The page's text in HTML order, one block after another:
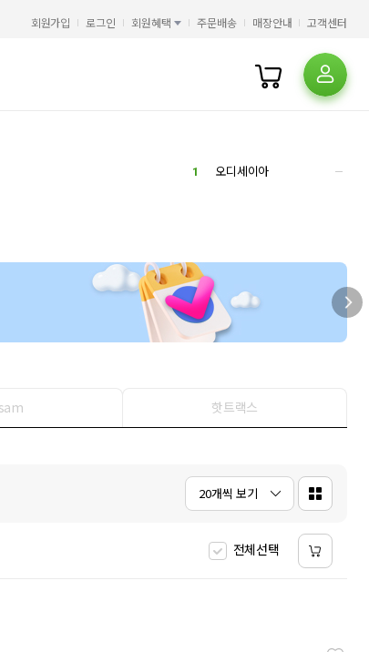
회원가입 로그인 회원혜택 주문배송 매장안내 고객센터
1 오디세이아
sam 핫트랙스
20개씩 보기
전체선택